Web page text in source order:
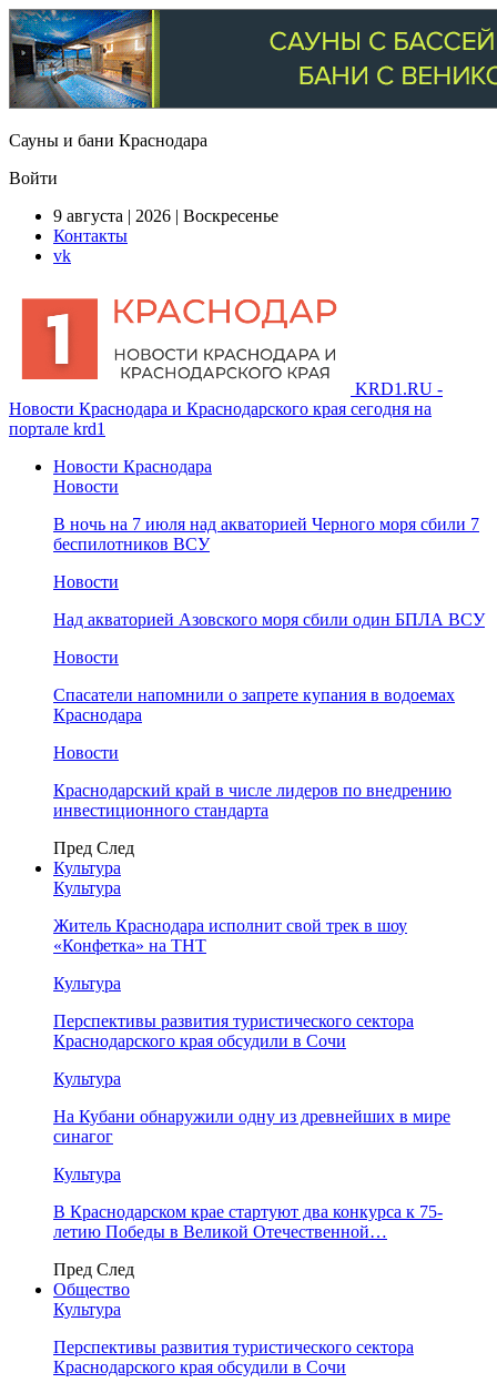
Сауны и бани Краснодара
Войти
9 августа | 2026 | Воскресенье
Контакты
vk
KRD1.RU -
Новости Краснодара и Краснодарского края сегодня на
портале krd1
Новости Краснодара
Новости
В ночь на 7 июля над акваторией Черного моря сбили 7
беспилотников ВСУ
Новости
Над акваторией Азовского моря сбили один БПЛА ВСУ
Новости
Спасатели напомнили о запрете купания в водоемах
Краснодара
Новости
Краснодарский край в числе лидеров по внедрению
инвестиционного стандарта
Пред След
Культура
Культура
Житель Краснодара исполнит свой трек в шоу
«Конфетка» на ТНТ
Культура
Перспективы развития туристического сектора
Краснодарского края обсудили в Сочи
Культура
На Кубани обнаружили одну из древнейших в мире
синагог
Культура
В Краснодарском крае стартуют два конкурса к 75-
летию Победы в Великой Отечественной…
Пред След
Общество
Культура
Перспективы развития туристического сектора
Краснодарского края обсудили в Сочи